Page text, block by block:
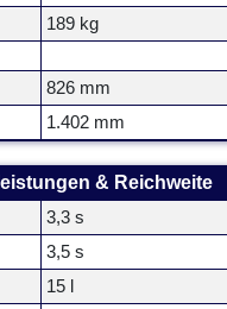
189 kg
826 mm
1.402 mm
& Reichweite
3,3 s
3,5 s
15 l